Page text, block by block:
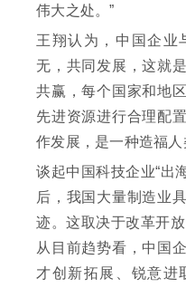
伟大之处。”
王翔认为，中国企业
无，共同发展，这就
共赢，每个国家和地
先进资源进行合理配
作发展，是一种造福人
谈起中国科技企业“出
后，我国大量制造业
迹。这取决于改革开
从目前趋势看，中国
才创新拓展、锐意进